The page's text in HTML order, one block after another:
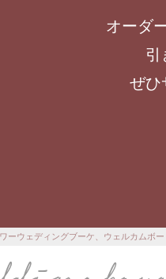
オーダ
引
ぜひ
ーウェディングブーケ、ウェルカムボ